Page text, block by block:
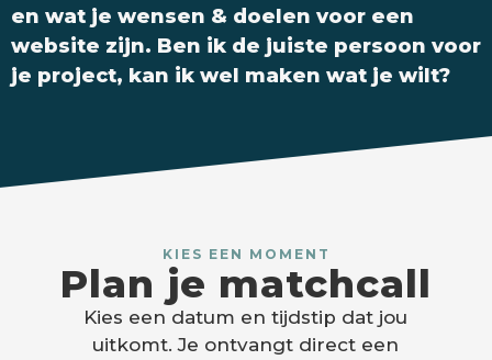
en wat je wensen & doelen voor een
website zijn. Ben ik de juiste persoon voor
je project, kan ik wel maken wat je wilt?
KIES EEN MOMENT
Plan je matchcall
Kies een datum en tijdstip dat jou
uitkomt. Je ontvangt direct een